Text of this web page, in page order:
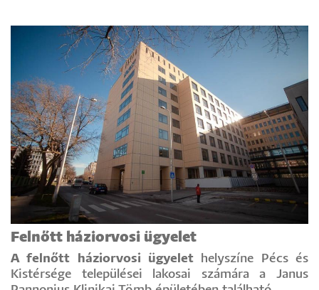
Felnőtt háziorvosi ügyelet
A felnőtt háziorvosi ügyelet helyszíne Pécs és
Kistérsége települései lakosai számára a Janus